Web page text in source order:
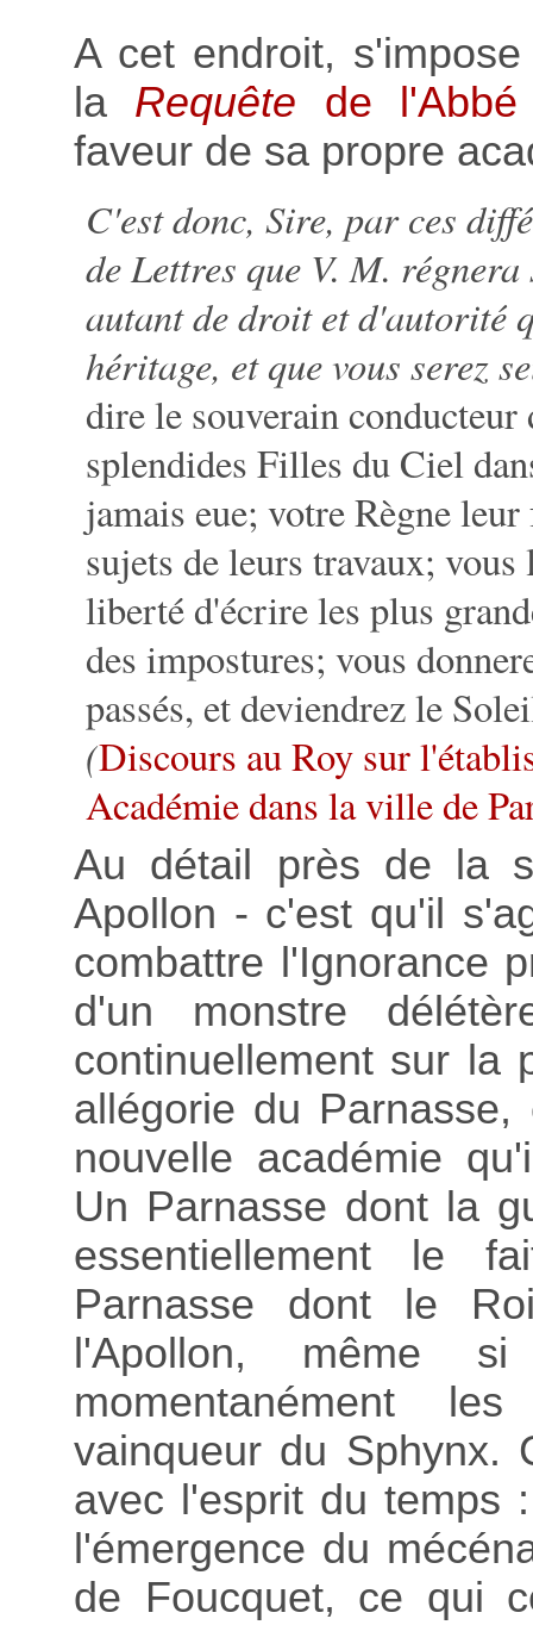
A cet endroit,
la Requête de l'Abbé
faveur de sa propre
C'est donc, Sire, par ces
de Lettres que V. M.
autant de droit et d'autorité
héritage, et que vous serez
dire le souverain
splendides Filles du Ciel
jamais eue; votre Règne
sujets de leurs travaux;
liberté d'écrire les plus
des impostures; vous
passés, et deviendrez le
(Discours au Roy sur
Académie dans la ville de
Au détail près de la
Apollon - c'est qu'il
combattre l'Ignorance
d'un monstre
continuellement sur la
allégorie du
nouvelle académie
Un Parnasse dont la
essentiellement le
Parnasse dont le
l'Apollon, même
momentanément
vainqueur du Sphynx.
avec l'esprit du temps
l'émergence du
de Foucquet, ce qui